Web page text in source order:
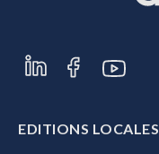
EDITIONS LOCALES